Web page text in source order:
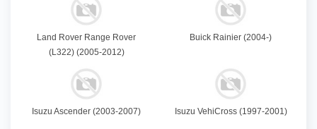
Land Rover Range Rover
(L322) (2005-2012)
Buick Rainier (2004-)
Isuzu Ascender (2003-2007) Isuzu VehiCross (1997-2001)